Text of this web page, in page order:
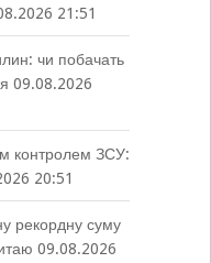
21:51
чи побачать
09.08.2026
контролем ЗСУ:
20:51
рекордну суму
09.08.2026